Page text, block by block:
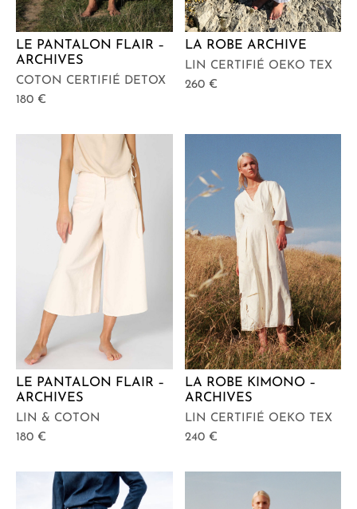
LE PANTALON FLAIR –
ARCHIVES
COTON CERTIFIÉ DETOX
180 €
LA ROBE ARCHIVE
LIN CERTIFIÉ OEKO TEX
260 €
LE PANTALON FLAIR –
ARCHIVES
LIN & COTON
180 €
LA ROBE KIMONO –
ARCHIVES
LIN CERTIFIÉ OEKO TEX
240 €